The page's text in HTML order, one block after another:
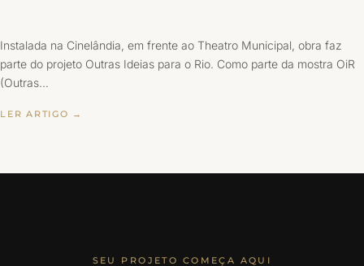
Instalada na Cinelândia, em frente ao Theatro Municipal, obra faz
parte do projeto Outras Ideias para o Rio. Como parte da mostra OiR
(Outras…
LER ARTIGO →
SEU PROJETO COMEÇA AQUI